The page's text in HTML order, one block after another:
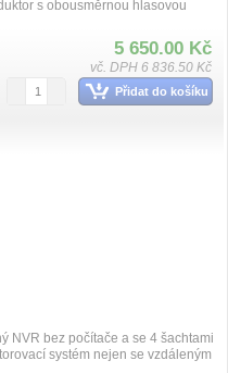
s obousměrnou hlasovou
5 650.00 Kč
vč. DPH 6 836.50 Kč
Přidat do košíku
NVR bez počítače a se 4 šachtami
systém nejen se vzdáleným